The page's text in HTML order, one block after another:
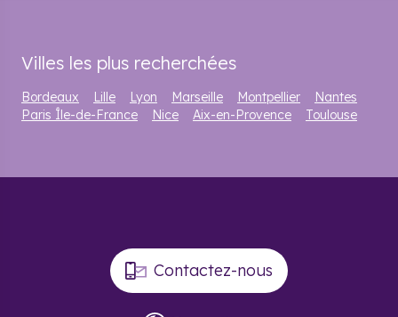
Villes les plus recherchées
Bordeaux Lille Lyon Marseille Montpellier
Nantes
Paris Île-de-France
Nice Aix-en-Provence Toulouse
Contactez-nous